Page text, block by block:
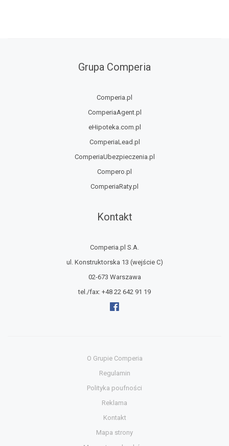
Grupa Comperia
Comperia.pl
ComperiaAgent.pl
eHipoteka.com.pl
ComperiaLead.pl
ComperiaUbezpieczenia.pl
Compero.pl
ComperiaRaty.pl
Kontakt
Comperia.pl S.A.
ul. Konstruktorska 13 (wejście C)
02-673 Warszawa
tel./fax: +48 22 642 91 19
O Grupie Comperia
Regulamin
Polityka poufności
Reklama
Kontakt
Mapa strony